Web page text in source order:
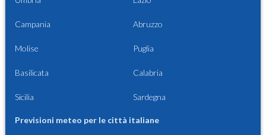
Campania Abruzzo
Molise Puglia
Basilicata Calabria
Sicilia Sardegna
Previsioni meteo per le città italiane